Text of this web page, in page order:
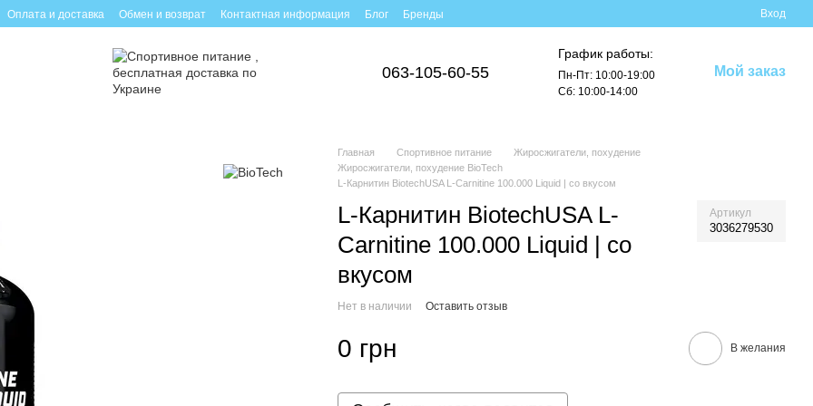
Оплата и доставка Обмен и возврат Контактная информация Блог Бренды Вход
063-105-60-55
График работы:
Пн-Пт: 10:00-19:00
Сб: 10:00-14:00
Мой заказ
Главная Спортивное питание
Жиросжигатели, похудение
Жиросжигатели, похудение BioTech
L-Карнитин BiotechUSA L-Сarnitine 100.000 Liquid | со вкусом
L-Карнитин BiotechUSA L-
Сarnitine 100.000 Liquid | со
вкусом
Артикул
3036279530
Нет в наличии Оставить отзыв
0 грн В желания